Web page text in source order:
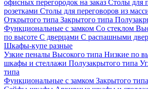
офисных перегородок на заказ Столы для
розетками Столы для переговоров из
Открытого типа Закрытого типа
Функциональные с замком Со стеклом
по высоте С дверцами С распашными
Шкафы-купе разные
Узкие пеналы Высокого типа Низкие по
шкафы и стеллажи Полузакрытого типа
типа
Функциональные с замком Закрытого типа